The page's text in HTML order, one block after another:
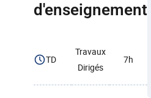
d'enseignement
TD
Travaux
Dirigés
7h